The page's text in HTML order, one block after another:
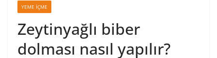
YEME İÇME
Zeytinyağlı biber
dolması nasıl yapılır?